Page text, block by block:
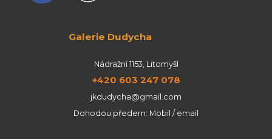
Galerie Dudycha
Nádražní 1153, Litomyšl
+420 603 247 078
jkdudycha@gmail.com
Dohodou předem: Mobil / email